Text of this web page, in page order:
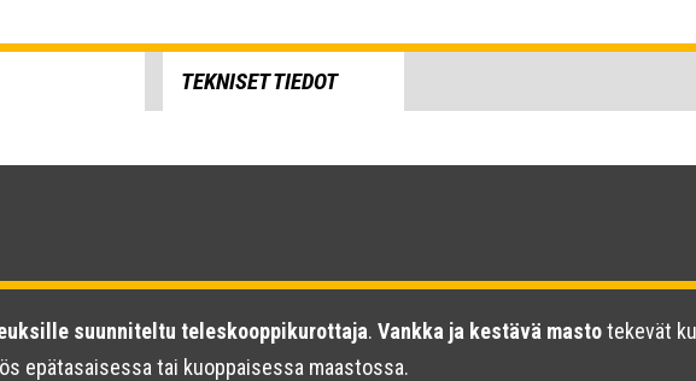
TEKNISET TIEDOT
suunniteltu teleskooppikurottaja. Vankka ja kestävä mastotekevät
epätasaisessa tai kuoppaisessa maastossa.